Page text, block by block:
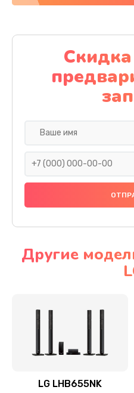
Замена
Ремонт платы
Ремонт
Ремонт / замена
Другие
LG LHB655NK